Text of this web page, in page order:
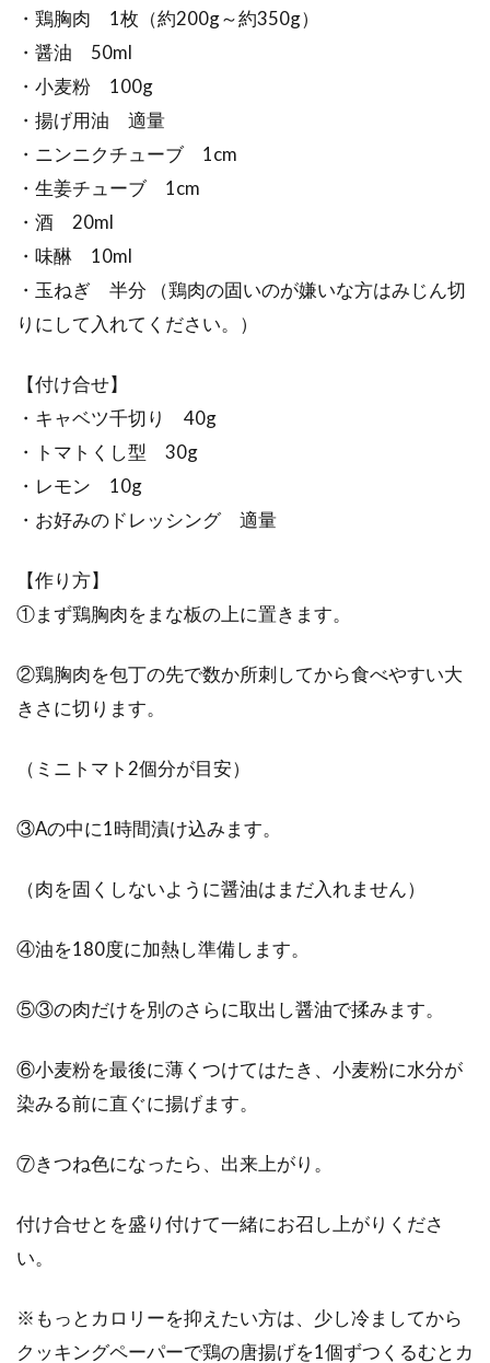
・鶏胸肉 1枚（約200g～約350g）
・醤油 50ml
・小麦粉 100g
・揚げ用油 適量
・ニンニクチューブ 1cm
・生姜チューブ 1cm
・酒 20ml
・味醂 10ml
・玉ねぎ 半分 （鶏肉の固いのが嫌いな方はみじん切
りにして入れてください。）
【付け合せ】
・キャベツ千切り 40g
・トマトくし型 30g
・レモン 10g
・お好みのドレッシング 適量
【作り方】
①まず鶏胸肉をまな板の上に置きます。
②鶏胸肉を包丁の先で数か所刺してから食べやすい大
きさに切ります。
（ミニトマト2個分が目安）
③Aの中に1時間漬け込みます。
（肉を固くしないように醤油はまだ入れません）
④油を180度に加熱し準備します。
⑤③の肉だけを別のさらに取出し醤油で揉みます。
⑥小麦粉を最後に薄くつけてはたき、小麦粉に水分が
染みる前に直ぐに揚げます。
⑦きつね色になったら、出来上がり。
付け合せとを盛り付けて一緒にお召し上がりくださ
い。
※もっとカロリーを抑えたい方は、少し冷ましてから
クッキングペーパーで鶏の唐揚げを1個ずつくるむとカ